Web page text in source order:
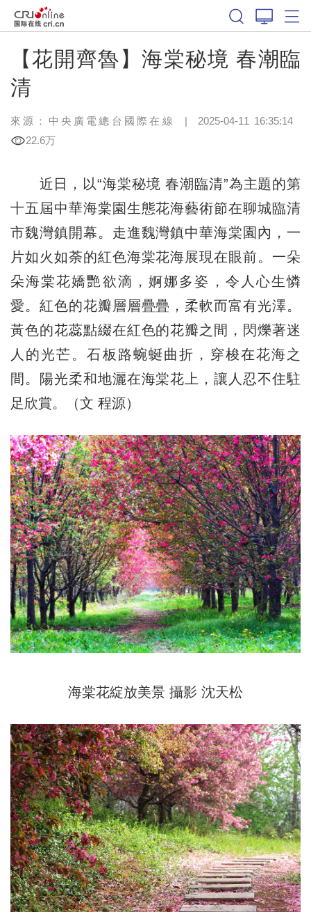
【花開齊魯】海棠秘境 春潮臨
清
來源：中央廣電總台國際在線 | 2025-04-11 16:35:14
22.6万
近日，以“海棠秘境 春潮臨清”為主題的第
十五屆中華海棠園生態花海藝術節在聊城臨清
市魏灣鎮開幕。走進魏灣鎮中華海棠園內，一
片如火如荼的紅色海棠花海展現在眼前。一朵
朵海棠花嬌艷欲滴，婀娜多姿，令人心生憐
愛。紅色的花瓣層層疊疊，柔軟而富有光澤。
黃色的花蕊點綴在紅色的花瓣之間，閃爍著迷
人的光芒。石板路蜿蜒曲折，穿梭在花海之
間。陽光柔和地灑在海棠花上，讓人忍不住駐
足欣賞。（文 程源）
海棠花綻放美景 攝影 沈天松